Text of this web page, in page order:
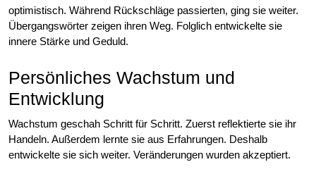
optimistisch. Während Rückschläge passierten, ging sie weiter.
Übergangswörter zeigen ihren Weg. Folglich entwickelte sie
innere Stärke und Geduld.
Persönliches Wachstum und
Entwicklung
Wachstum geschah Schritt für Schritt. Zuerst reflektierte sie ihr
Handeln. Außerdem lernte sie aus Erfahrungen. Deshalb
entwickelte sie sich weiter. Veränderungen wurden akzeptiert.